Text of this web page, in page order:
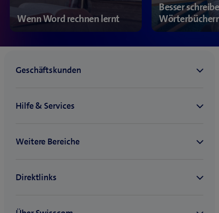
Wenn Word rechnen lernt
Besser